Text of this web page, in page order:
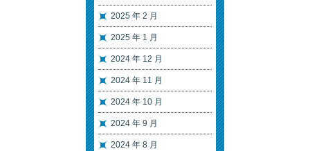
2025 年 2 月
2025 年 1 月
2024 年 12 月
2024 年 11 月
2024 年 10 月
2024 年 9 月
2024 年 8 月